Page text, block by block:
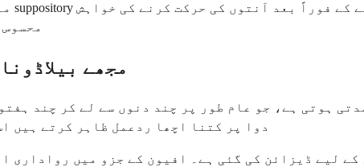
مجھے
ہوتی ہے، جو عام طور پر چند دنوں سے لے کر چند
دوا پر کتنا اچھا ردعمل ظاہر کرتے ہیں
لیے ڈیزائن کی گئی ہے۔ افیون کے جزو میں رواداری